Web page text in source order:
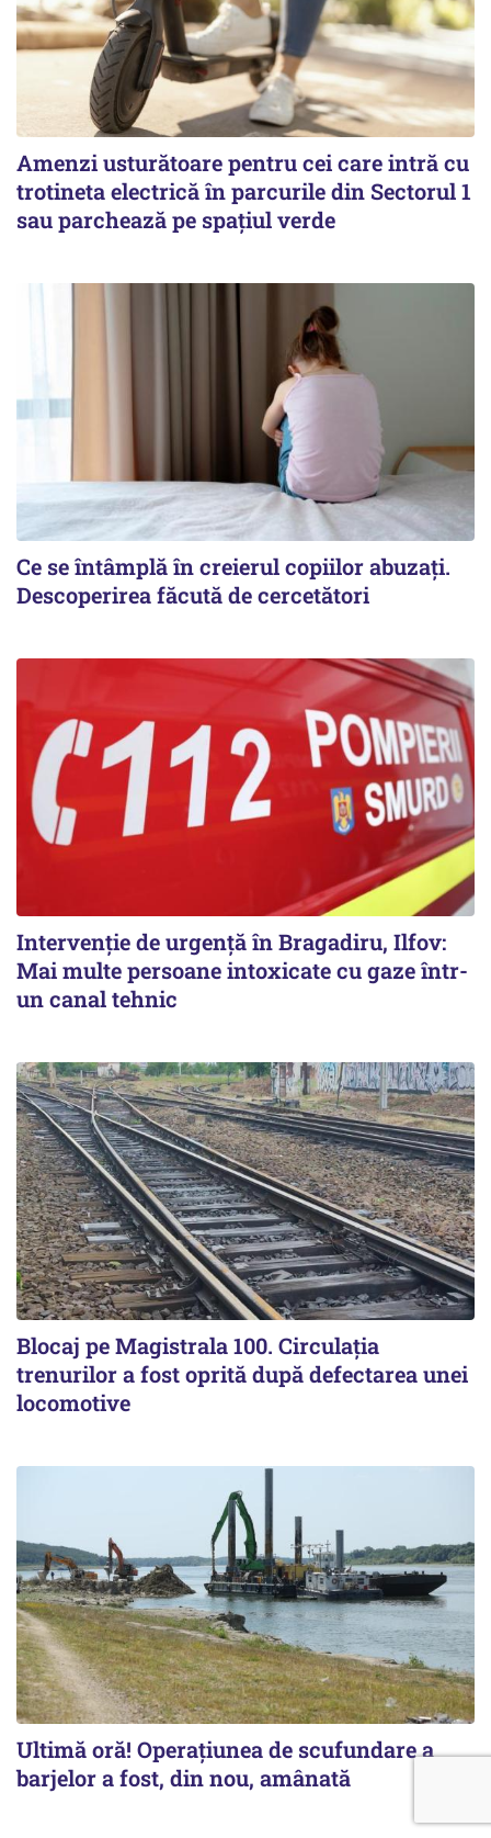
Amenzi usturătoare pentru cei care intră cu
trotineta electrică în parcurile din Sectorul 1
sau parchează pe spațiul verde
Ce se întâmplă în creierul copiilor abuzați.
Descoperirea făcută de cercetători
Intervenție de urgență în Bragadiru, Ilfov:
Mai multe persoane intoxicate cu gaze într-
un canal tehnic
Blocaj pe Magistrala 100. Circulația
trenurilor a fost oprită după defectarea unei
locomotive
Ultimă oră! Operațiunea de scufundare a
barjelor a fost, din nou, amânată